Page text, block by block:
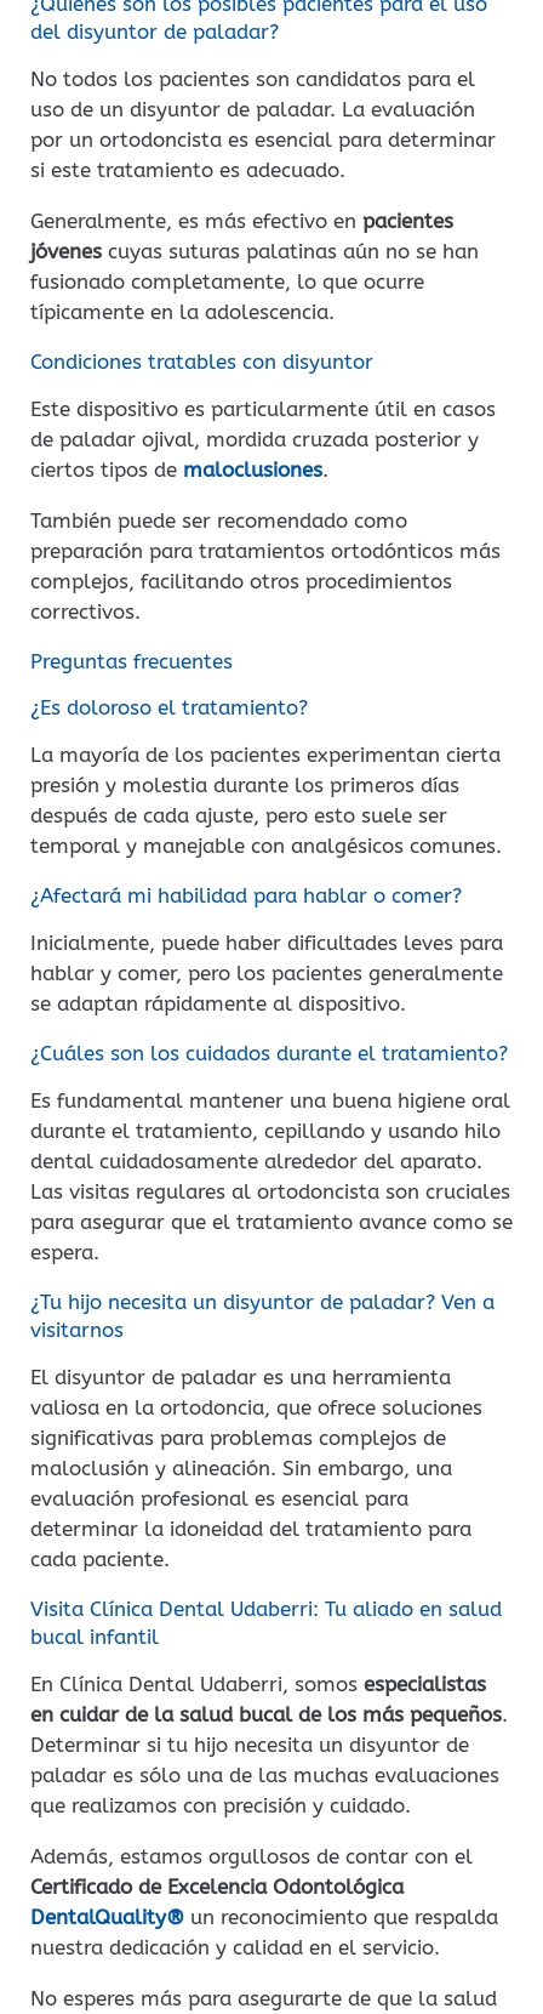
del disyuntor de paladar?
No todos los pacientes son candidatos para el
uso de un disyuntor de paladar. La evaluación
por un ortodoncista es esencial para determinar
si este tratamiento es adecuado.
Generalmente, es más efectivo en pacientes
jóvenes cuyas suturas palatinas aún no se han
fusionado completamente, lo que ocurre
típicamente en la adolescencia.
Condiciones tratables con disyuntor
Este dispositivo es particularmente útil en casos
de paladar ojival, mordida cruzada posterior y
ciertos tipos de maloclusiones.
También puede ser recomendado como
preparación para tratamientos ortodónticos más
complejos, facilitando otros procedimientos
correctivos.
Preguntas frecuentes
¿Es doloroso el tratamiento?
La mayoría de los pacientes experimentan cierta
presión y molestia durante los primeros días
después de cada ajuste, pero esto suele ser
temporal y manejable con analgésicos comunes.
¿Afectará mi habilidad para hablar o comer?
Inicialmente, puede haber dificultades leves para
hablar y comer, pero los pacientes generalmente
se adaptan rápidamente al dispositivo.
¿Cuáles son los cuidados durante el tratamiento?
Es fundamental mantener una buena higiene oral
durante el tratamiento, cepillando y usando hilo
dental cuidadosamente alrededor del aparato.
Las visitas regulares al ortodoncista son cruciales
para asegurar que el tratamiento avance como se
espera.
¿Tu hijo necesita un disyuntor de paladar? Ven a
visitarnos
El disyuntor de paladar es una herramienta
valiosa en la ortodoncia, que ofrece soluciones
significativas para problemas complejos de
maloclusión y alineación. Sin embargo, una
evaluación profesional es esencial para
determinar la idoneidad del tratamiento para
cada paciente.
Visita Clínica Dental Udaberri: Tu aliado en salud
bucal infantil
En Clínica Dental Udaberri, somos especialistas
en cuidar de la salud bucal de los más pequeños.
Determinar si tu hijo necesita un disyuntor de
paladar es sólo una de las muchas evaluaciones
que realizamos con precisión y cuidado.
Además, estamos orgullosos de contar con el
Certificado de Excelencia Odontológica
DentalQuality® un reconocimiento que respalda
nuestra dedicación y calidad en el servicio.
No esperes más para asegurarte de que la salud